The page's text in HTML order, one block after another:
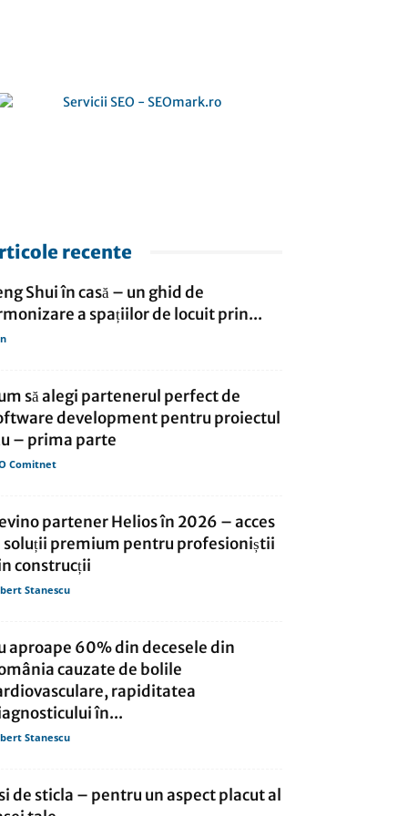
recente
Shui în casă – un ghid de
a spațiilor de locuit prin...
să alegi partenerul perfect de
development pentru proiectul
– prima parte
Comitnet
partener Helios în 2026 – acces
soluții premium pentru profesioniștii
construcții
Stanescu
aproape 60% din decesele din
cauzate de bolile
rapiditatea
în...
Stanescu
de sticla – pentru un aspect placut al